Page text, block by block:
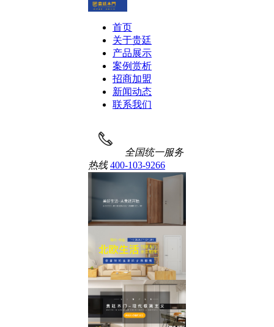
首页
关于贵廷
产品展示
案例赏析
招商加盟
新闻动态
联系我们
全国统一服务
热线 400-103-9266